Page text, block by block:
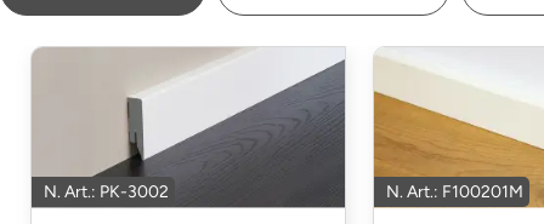
N. Art.: PK-3002 N. Art.: F100201M